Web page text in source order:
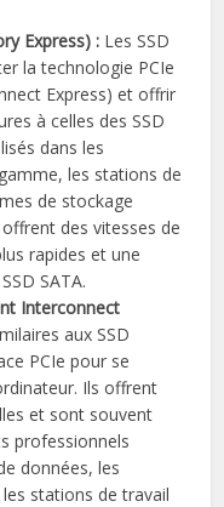
Express) : Les SSD
la technologie PCIe
Express) et offrir
à celles des SSD
dans les
les stations de
de stockage
des vitesses de
rapides et une
SATA.
Interconnect
aux SSD
PCIe pour se
Ils offrent
et sont souvent
professionnels
données, les
stations de travail